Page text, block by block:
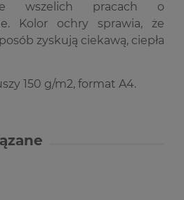
wszelich pracach o
Kolor ochry sprawia, że
zyskują ciekawą, ciepła
150 g/m2, format A4.